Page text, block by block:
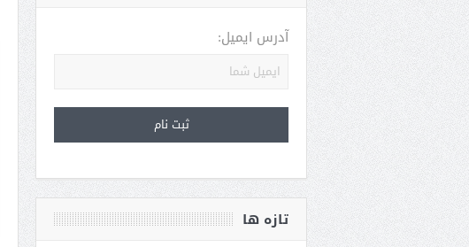
آدرس ایمیل:
تازه ها